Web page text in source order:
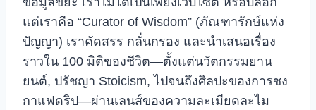
แต่เราคือ “Curator of Wisdom” (ภัณฑารักษ์แห่ง
ปัญญา) เราคัดสรร กลั่นกรอง และนำเสนอเรื่อง
ราวใน 100 มิติของชีวิต—ตั้งแต่นวัตกรรมยาน
ยนต์, ปรัชญา Stoicism, ไปจนถึงศิลปะของการชง
กาแฟดริป—ผ่านเลนส์ของความละเมียดละไม